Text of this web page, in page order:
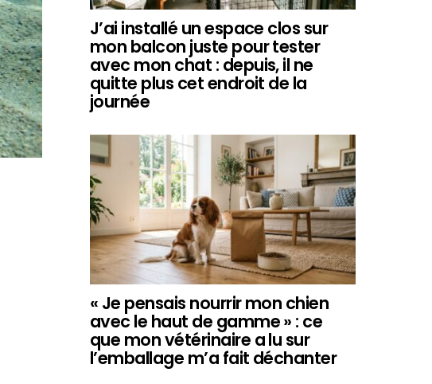
J’ai installé un espace clos sur
mon balcon juste pour tester
avec mon chat : depuis, il ne
quitte plus cet endroit de la
journée
« Je pensais nourrir mon chien
avec le haut de gamme » : ce
que mon vétérinaire a lu sur
l’emballage m’a fait déchanter